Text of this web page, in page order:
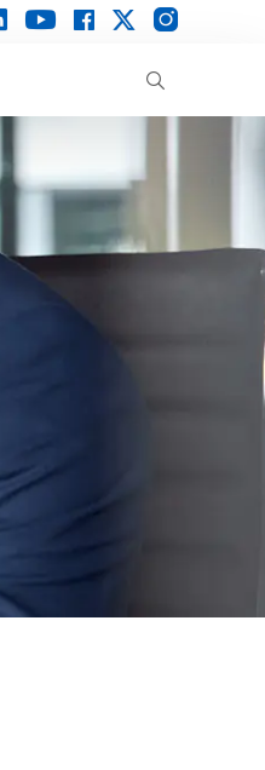
linkedinyoutubefacebooktwitterinstagram